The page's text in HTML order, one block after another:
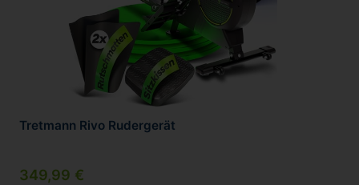
Tretmann Rivo Rudergerät
349,99 €